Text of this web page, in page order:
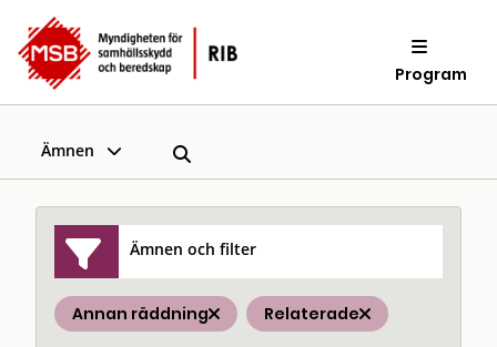
Program
Ämnen
Ämnen och filter
Annan räddning Relaterade